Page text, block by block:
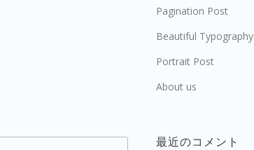
Pagination Post
Beautiful Typography
Portrait Post
About us
最近のコメント